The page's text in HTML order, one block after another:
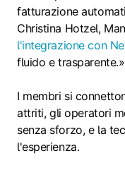
fatturazione
Christina Hotzel,
l'integrazione con
fluido e trasparente.»
I membri si
attriti, gli operatori
senza sforzo, e la
l'esperienza.